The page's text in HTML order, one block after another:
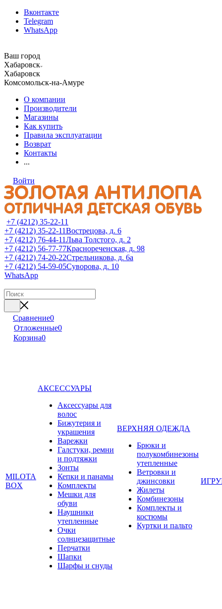
Вконтакте
Telegram
WhatsApp
Ваш город
Хабаровск
Хабаровск
Комсомольск-на-Амуре
О компании
Производители
Магазины
Как купить
Правила эксплуатации
Возврат
Контакты
...
Войти
+7 (4212) 35-22-11
+7 (4212) 35-22-11Вострецова, д. 6
+7 (4212) 76-44-11Льва Толстого, д. 2
+7 (4212) 56-77-77Краснореченская, д. 98
+7 (4212) 74-20-22Стрельникова, д. 6а
+7 (4212) 54-59-05Суворова, д. 10
WhatsApp
Сравнение0
Отложенные0
Корзина0
MILOTA
BOX
АКСЕССУАРЫ
Аксессуары для
волос
Бижутерия и
украшения
Варежки
Галстуки, ремни
и подтяжки
Зонты
Кепки и панамы
Комплекты
Мешки для
обуви
Наушники
утепленные
Очки
солнцезащитные
Перчатки
Шапки
Шарфы и снуды
ВЕРХНЯЯ ОДЕЖДА
Брюки и
полукомбинезоны
утепленные
Ветровки и
джинсовки
Жилеты
Комбинезоны
Комплекты и
костюмы
Куртки и пальто